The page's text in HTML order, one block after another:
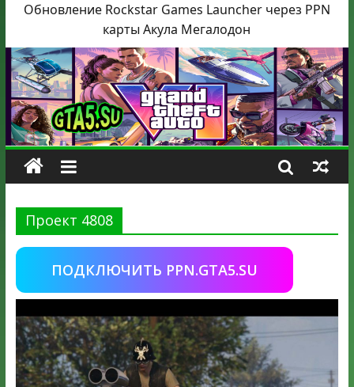
Обновление Rockstar Games Launcher через PPN
карты Акула Мегалодон
Проект 4808
ПОДКЛЮЧИТЬ PPN.GTA5.SU